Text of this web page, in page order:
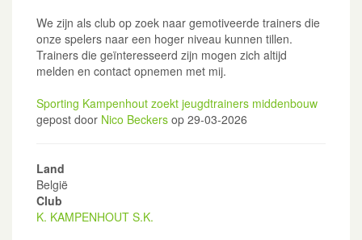
We zijn als club op zoek naar gemotiveerde trainers die
onze spelers naar een hoger niveau kunnen tillen.
Trainers die geïnteresseerd zijn mogen zich altijd
melden en contact opnemen met mij.
Sporting Kampenhout zoekt jeugdtrainers middenbouw
gepost door Nico Beckers op 29-03-2026
Land
België
Club
K. KAMPENHOUT S.K.